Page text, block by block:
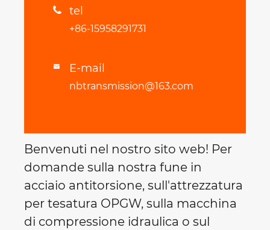
 tel
+86-15958291731
 E-mail
nbtransmission@163.com
Benvenuti nel nostro sito web! Per
domande sulla nostra fune in
acciaio antitorsione, sull'attrezzatura
per tesatura OPGW, sulla macchina
di compressione idraulica o sul